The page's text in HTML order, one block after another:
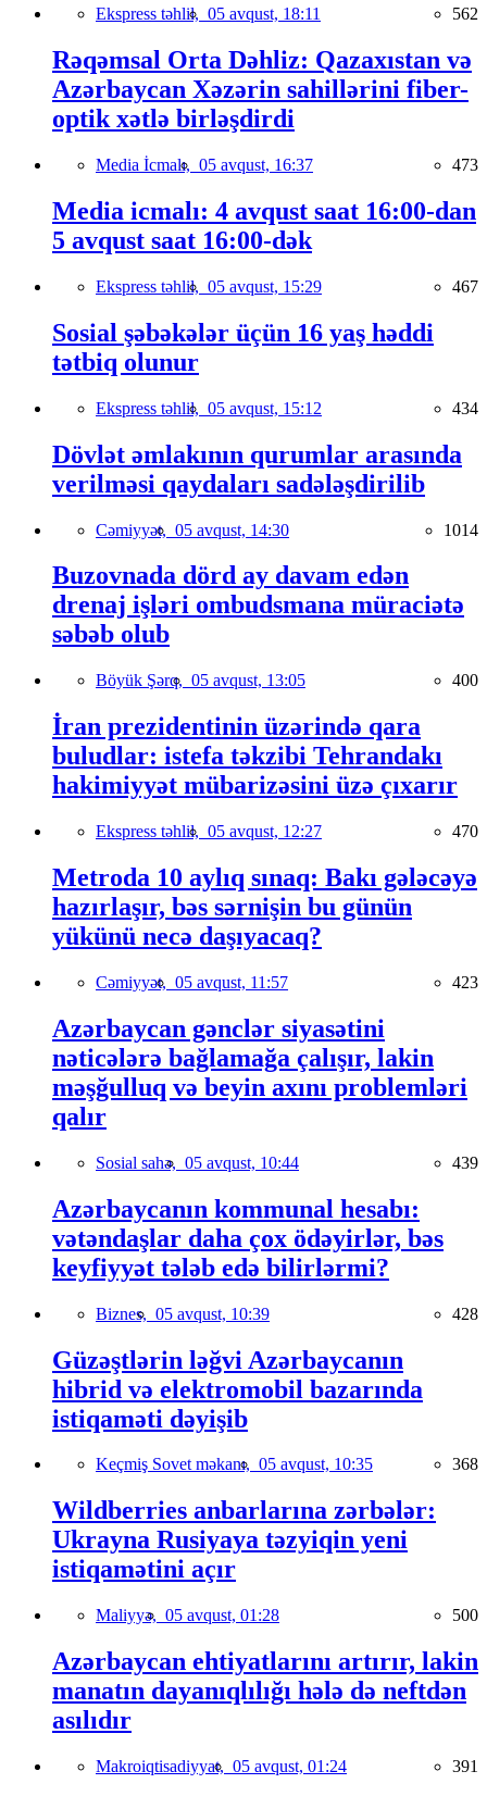
Ekspress təhlil, 05 avqust, 18:11 562
Rəqəmsal Orta Dəhliz: Qazaxıstan və
Azərbaycan Xəzərin sahillərini fiber-
optik xətlə birləşdirdi
Media İcmalı, 05 avqust, 16:37 473
Media icmalı: 4 avqust saat 16:00-dan
5 avqust saat 16:00-dək
Ekspress təhlil, 05 avqust, 15:29 467
Sosial şəbəkələr üçün 16 yaş həddi
tətbiq olunur
Ekspress təhlil, 05 avqust, 15:12 434
Dövlət əmlakının qurumlar arasında
verilməsi qaydaları sadələşdirilib
Cəmiyyət, 05 avqust, 14:30 1014
Buzovnada dörd ay davam edən
drenaj işləri ombudsmana müraciətə
səbəb olub
Böyük Şərq, 05 avqust, 13:05 400
İran prezidentinin üzərində qara
buludlar: istefa təkzibi Tehrandakı
hakimiyyət mübarizəsini üzə çıxarır
Ekspress təhlil, 05 avqust, 12:27 470
Metroda 10 aylıq sınaq: Bakı gələcəyə
hazırlaşır, bəs sərnişin bu günün
yükünü necə daşıyacaq?
Cəmiyyət, 05 avqust, 11:57 423
Azərbaycan gənclər siyasətini
nəticələrə bağlamağa çalışır, lakin
məşğulluq və beyin axını problemləri
qalır
Sosial sahə, 05 avqust, 10:44 439
Azərbaycanın kommunal hesabı:
vətəndaşlar daha çox ödəyirlər, bəs
keyfiyyət tələb edə bilirlərmi?
Biznes, 05 avqust, 10:39 428
Güzəştlərin ləğvi Azərbaycanın
hibrid və elektromobil bazarında
istiqaməti dəyişib
Keçmiş Sovet məkanı, 05 avqust, 10:35 368
Wildberries anbarlarına zərbələr:
Ukrayna Rusiyaya təzyiqin yeni
istiqamətini açır
Maliyyə, 05 avqust, 01:28 500
Azərbaycan ehtiyatlarını artırır, lakin
manatın dayanıqlılığı hələ də neftdən
asılıdır
Makroiqtisadiyyat, 05 avqust, 01:24 391